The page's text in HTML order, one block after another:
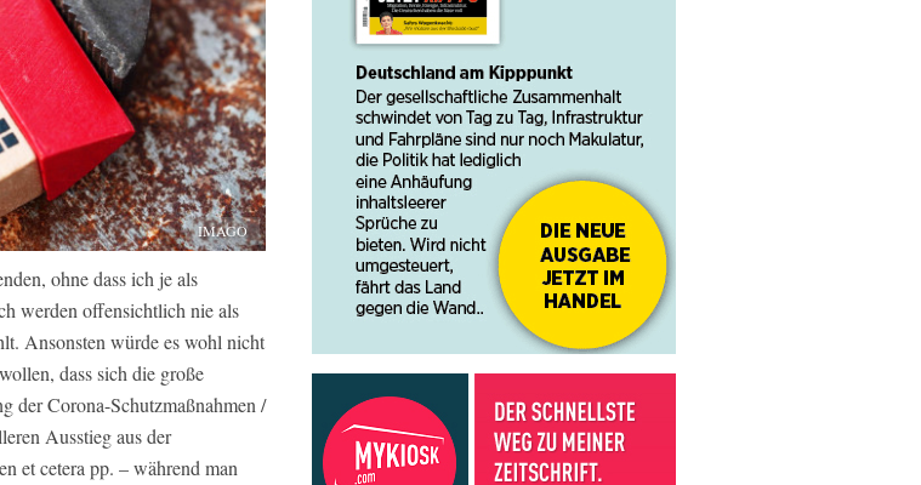
IMAGO
ohne dass ich je als
werden offensichtlich nie als
Ansonsten würde es wohl nicht
dass sich die große
der Corona-Schutzmaßnahmen /
Ausstieg aus der
et cetera pp. – während man